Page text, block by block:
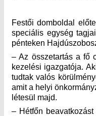
Festői domboldal
speciális egység
pénteken
– Az összetartás a fő
kezelési igazgatója.
tudtak valós
amit a helyi
létesül majd.
– Hétfőn